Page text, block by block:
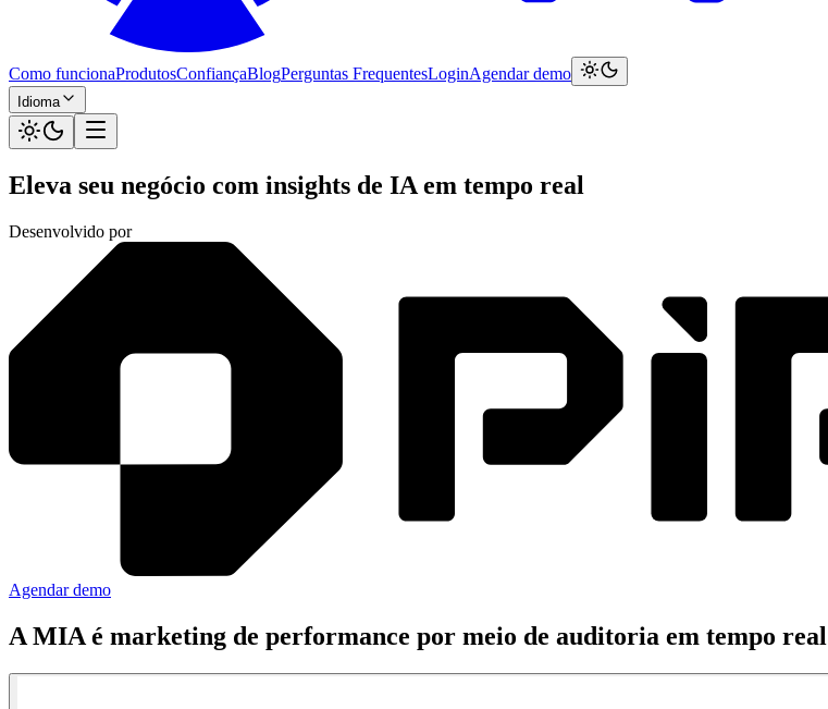
Como funcionaProdutosConfiançaBlogPerguntas FrequentesLoginAgendar demo
Idioma
Eleva seu negócio com insights de IAem tempo real
Desenvolvido por
Agendar demo
A MIA é marketing de performance por meio de auditoria em tempo real